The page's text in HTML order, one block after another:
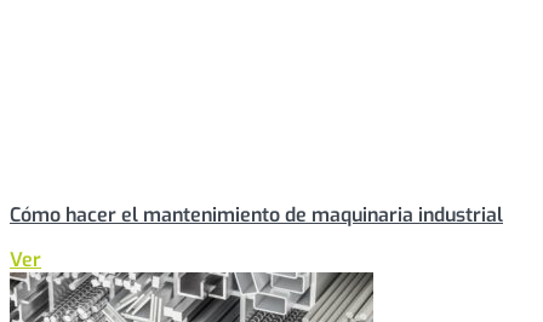
Cómo hacer el mantenimiento de maquinaria industrial
Ver